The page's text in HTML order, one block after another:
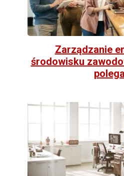
Zarządzanie
środowisku